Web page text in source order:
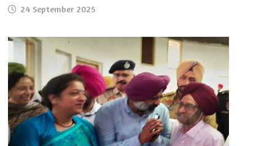
24 September 2025